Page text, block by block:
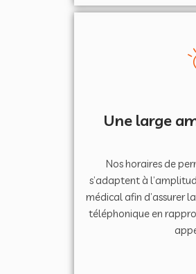
Une large
Nos horaires de
s’adaptent à
médical afin d’assurer
téléphonique en